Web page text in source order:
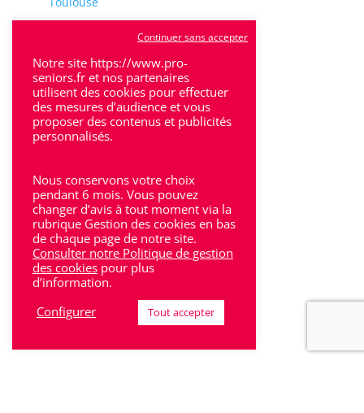
Villeneuve-Sur-Lot
Bron
Lyon
Lyon 6
Villeurbanne
Calluire
Notre site https://www.pro-
seniors.fr et nos partenaires
utilisent des cookies pour effectuer
des mesures d’audience et vous
proposer des contenus et publicités
personnalisés.
Nous conservons votre choix
pendant 6 mois. Vous pouvez
changer d’avis à tout moment via la
rubrique Gestion des cookies en bas
de chaque page de notre site.
Consulter notre Politique de gestion
des cookies pour plus
d’information.
Configurer
Continuer sans accepter
Tout accepter